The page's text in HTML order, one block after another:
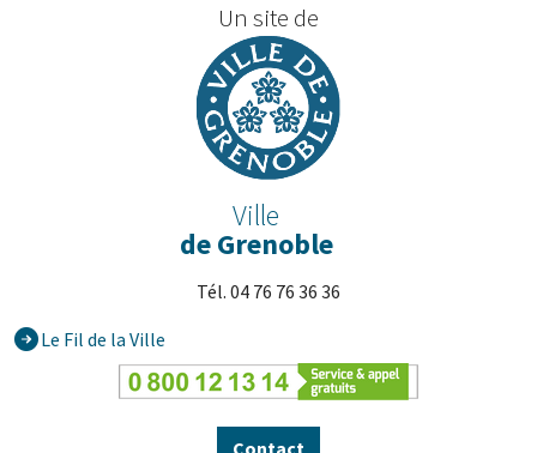
Un site de
Ville
de Grenoble
Tél. 04 76 76 36 36
Le Fil de la Ville
Contact